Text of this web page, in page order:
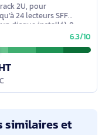
2U, pour
24 lecteurs SFF
disque installé). 8
6.3/10
similaires et